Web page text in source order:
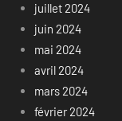
juillet 2024
juin 2024
mai 2024
avril 2024
mars 2024
février 2024